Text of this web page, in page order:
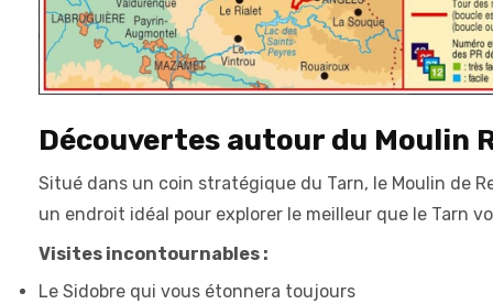
Découvertes autour du Moulin
Situé dans un coin stratégique du Tarn, le Moulin de
un endroit idéal pour explorer le meilleur que le Tarn
Visites incontournables :
Le Sidobre qui vous étonnera toujours